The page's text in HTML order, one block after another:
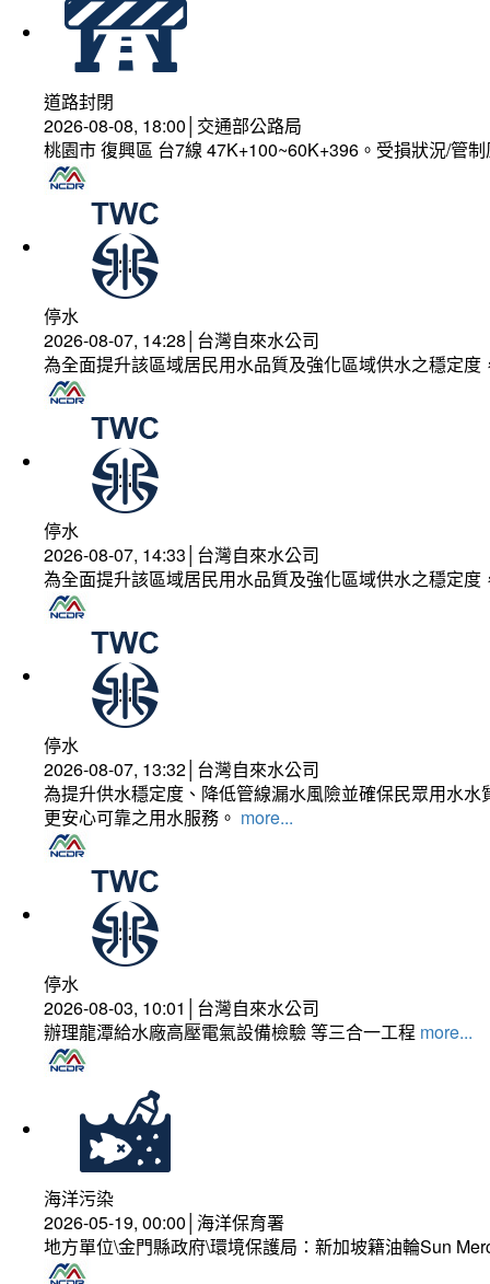
道路封閉
2026-08-08, 18:00│交通部公路局
桃園市 復興區 台7線 47K+100~60K+396。受損狀況/管
停水
2026-08-07, 14:28│台灣自來水公司
為全面提升該區域居民用水品質及強化區域供水之穩定
停水
2026-08-07, 14:33│台灣自來水公司
為全面提升該區域居民用水品質及強化區域供水之穩定
停水
2026-08-07, 13:32│台灣自來水公司
為提升供水穩定度、降低管線漏水風險並確保民眾用水
更安心可靠之用水服務。 more...
停水
2026-08-03, 10:01│台灣自來水公司
辦理龍潭給水廠高壓電氣設備檢驗 等三合一工程 more...
海洋污染
2026-05-19, 00:00│海洋保育署
地方單位\金門縣政府\環境保護局：新加坡籍油輪Sun